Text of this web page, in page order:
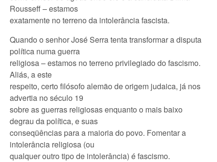
Rousseff – estamos
exatamente no terreno da intolerância fascista.
Quando o senhor José Serra tenta transformar a disputa
política numa guerra
religiosa – estamos no terreno privilegiado do fascismo.
Aliás, a este
respeito, certo filósofo alemão de origem judaica, já nos
advertia no século 19
sobre as guerras religiosas enquanto o mais baixo
degrau da política, e suas
conseqüências para a maioria do povo. Fomentar a
intolerância religiosa (ou
qualquer outro tipo de intolerância) é fascismo.